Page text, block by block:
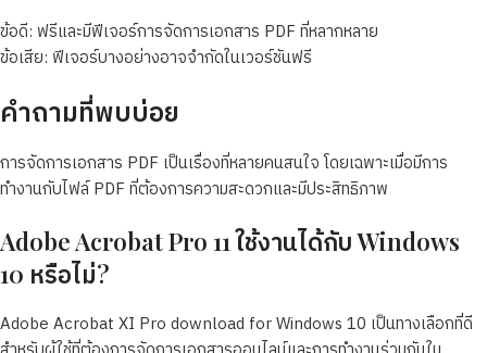
ข้อดี: ฟรีและมีฟีเจอร์การจัดการเอกสาร PDF ที่หลากหลาย
ข้อเสีย: ฟีเจอร์บางอย่างอาจจำกัดในเวอร์ชันฟรี
คำถามที่พบบ่อย
การจัดการเอกสาร PDF เป็นเรื่องที่หลายคนสนใจ โดยเฉพาะเมื่อมีการ
ทำงานกับไฟล์ PDF ที่ต้องการความสะดวกและมีประสิทธิภาพ
Adobe Acrobat Pro 11 ใช้งานได้กับ Windows
10 หรือไม่?
Adobe Acrobat XI Pro download for Windows 10 เป็นทางเลือกที่ดี